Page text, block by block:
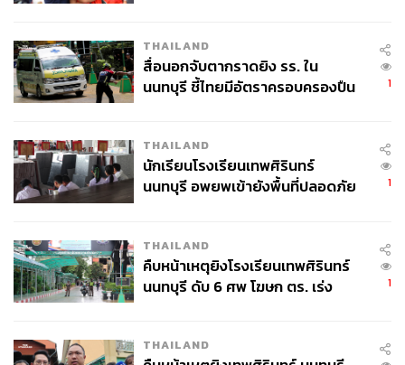
THAILAND
สื่อนอกจับตากราดยิง รร. ใน
นนทบุรี ชี้ไทยมีอัตราครอบครองปืน
1
THAILAND
นักเรียนโรงเรียนเทพศิรินทร์
นนทบุรี อพยพเข้ายังพื้นที่ปลอดภัย
1
THAILAND
คืบหน้าเหตุยิงโรงเรียนเทพศิรินทร์
นนทบุรี ดับ 6 ศพ โฆษก ตร. เร่ง
1
THAILAND